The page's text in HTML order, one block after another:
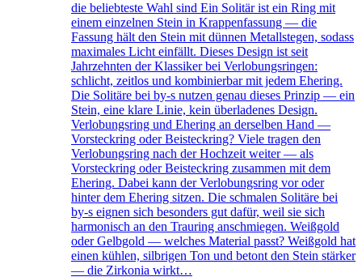
die beliebteste Wahl sind Ein Solitär ist ein Ring mit
einem einzelnen Stein in Krappenfassung — die
Fassung hält den Stein mit dünnen Metallstegen, sodass
maximales Licht einfällt. Dieses Design ist seit
Jahrzehnten der Klassiker bei Verlobungsringen:
schlicht, zeitlos und kombinierbar mit jedem Ehering.
Die Solitäre bei by-s nutzen genau dieses Prinzip — ein
Stein, eine klare Linie, kein überladenes Design.
Verlobungsring und Ehering an derselben Hand —
Vorsteckring oder Beisteckring? Viele tragen den
Verlobungsring nach der Hochzeit weiter — als
Vorsteckring oder Beisteckring zusammen mit dem
Ehering. Dabei kann der Verlobungsring vor oder
hinter dem Ehering sitzen. Die schmalen Solitäre bei
by-s eignen sich besonders gut dafür, weil sie sich
harmonisch an den Trauring anschmiegen. Weißgold
oder Gelbgold — welches Material passt? Weißgold hat
einen kühlen, silbrigen Ton und betont den Stein stärker
— die Zirkonia wirkt…